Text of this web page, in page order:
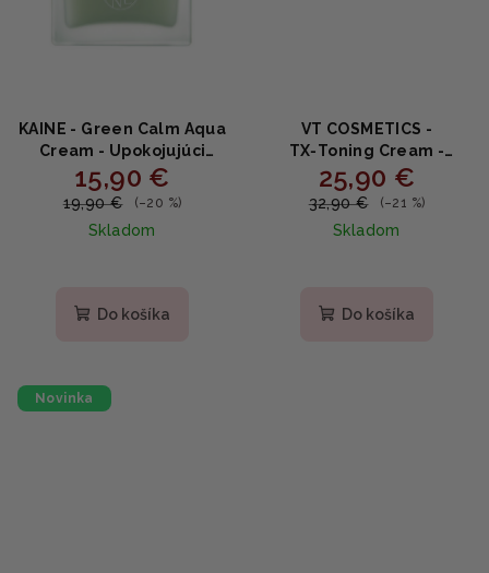
KAINE - Green Calm Aqua
Cream - Upokojujúci
aqua krém s ectoinom,
pantenolom a
squalanom 70ml
15,90 €
19,90 € (–20 %)
Skladom
Do košíka
VT COSMETICS -
TX‑Toning Cream -
Rozjasňujúci krém s
tranexamovou kyselinou
25,90 €
32,90 € (–21 %)
Skladom
produktu
Do košíka
Novinka